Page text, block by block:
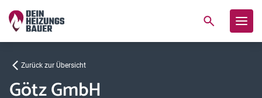
Zurück zur Übersicht
Götz GmbH